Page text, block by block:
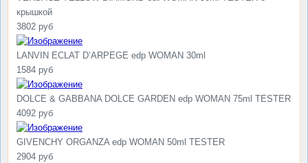
крышкой
3802 руб
LANVIN ECLAT D’ARPEGE edp WOMAN 30ml
1584 руб
DOLCE & GABBANA DOLCE GARDEN edp WOMAN 75ml TESTER
4092 руб
GIVENCHY ORGANZA edp WOMAN 50ml TESTER
2904 руб